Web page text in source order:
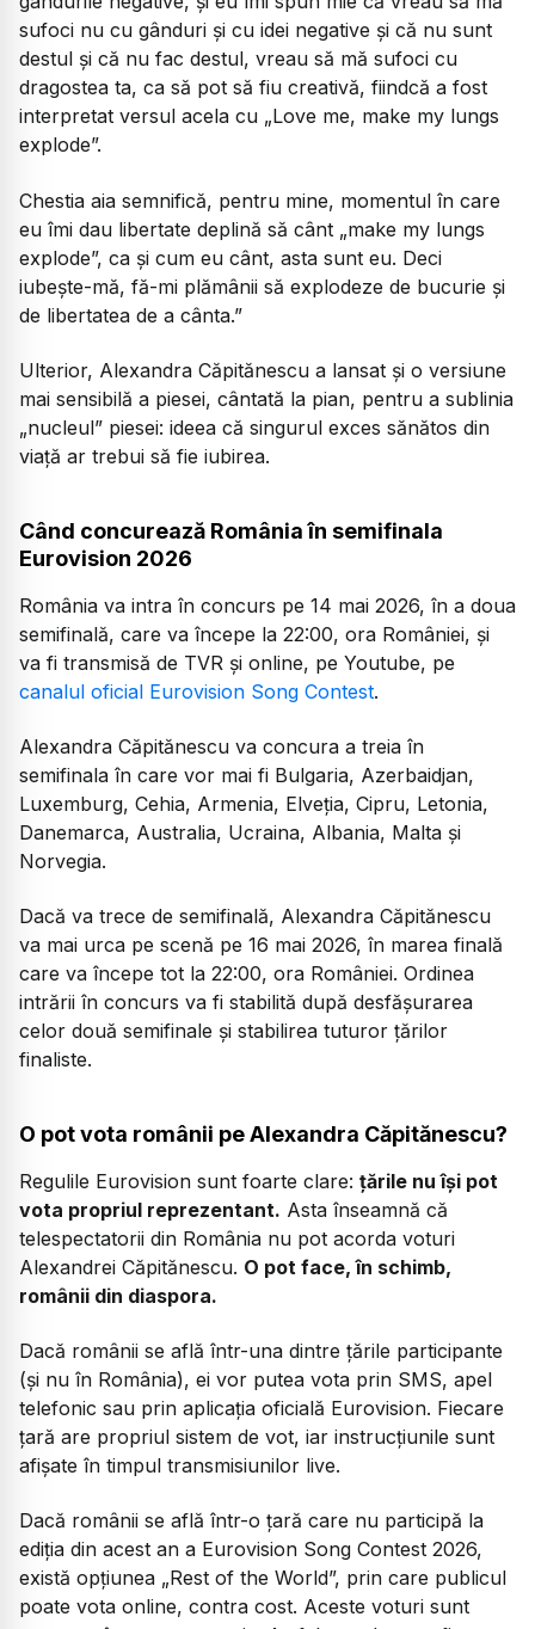
sufoci nu cu gânduri și cu idei negative și că nu sunt
destul și că nu fac destul, vreau să mă sufoci cu
dragostea ta, ca să pot să fiu creativă, fiindcă a fost
interpretat versul acela cu „Love me, make my lungs
explode”.
Chestia aia semnifică, pentru mine, momentul în care
eu îmi dau libertate deplină să cânt „make my lungs
explode”, ca și cum eu cânt, asta sunt eu. Deci
iubește-mă, fă-mi plămânii să explodeze de bucurie și
de libertatea de a cânta.”
Ulterior, Alexandra Căpitănescu a lansat și o versiune
mai sensibilă a piesei, cântată la pian, pentru a sublinia
„nucleul” piesei: ideea că singurul exces sănătos din
viață ar trebui să fie iubirea.
Când concurează România în semifinala
Eurovision 2026
România va intra în concurs pe 14 mai 2026, în a doua
semifinală, care va începe la 22:00, ora României, și
va fi transmisă de TVR și online, pe Youtube, pe
canalul oficial Eurovision Song Contest.
Alexandra Căpitănescu va concura a treia în
semifinala în care vor mai fi Bulgaria, Azerbaidjan,
Luxemburg, Cehia, Armenia, Elveția, Cipru, Letonia,
Danemarca, Australia, Ucraina, Albania, Malta și
Norvegia.
Dacă va trece de semifinală, Alexandra Căpitănescu
va mai urca pe scenă pe 16 mai 2026, în marea finală
care va începe tot la 22:00, ora României. Ordinea
intrării în concurs va fi stabilită după desfășurarea
celor două semifinale și stabilirea tuturor țărilor
finaliste.
O pot vota românii pe Alexandra Căpitănescu?
Regulile Eurovision sunt foarte clare: țările nu își pot
vota propriul reprezentant. Asta înseamnă că
telespectatorii din România nu pot acorda voturi
Alexandrei Căpitănescu. O pot face, în schimb,
românii din diaspora.
Dacă românii se află într-una dintre țările participante
(și nu în România), ei vor putea vota prin SMS, apel
telefonic sau prin aplicația oficială Eurovision. Fiecare
țară are propriul sistem de vot, iar instrucțiunile sunt
afișate în timpul transmisiunilor live.
Dacă românii se află într-o țară care nu participă la
ediția din acest an a Eurovision Song Contest 2026,
există opțiunea „Rest of the World”, prin care publicul
poate vota online, contra cost. Aceste voturi sunt